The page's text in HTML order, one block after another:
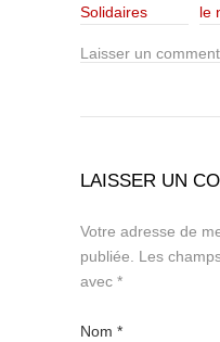
Solidaires
le
Laisser un
LAISSER UN
Votre adresse de
publiée. Les
avec *
Nom *